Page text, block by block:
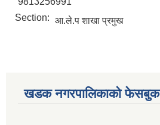
Section: आ‍.ले.प शाखा प्रमुख
खडक नगरपालिकाको फेसबुक